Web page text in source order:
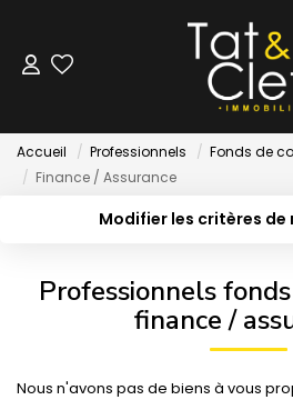
Nos Biens
LOCAUX &
Accueil Professionnels
Fonds de
Finance / Assurance
Modifier les critères de
Professionnels
finance /
Nous n'avons pas de biens à vous